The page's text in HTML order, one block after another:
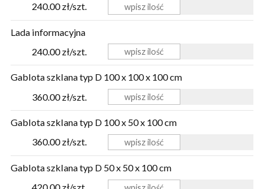
240.00 zł/szt.
Lada informacyjna
240.00 zł/szt.
Gablota szklana typ D 100 x 100 x 100 cm
360.00 zł/szt.
Gablota szklana typ D 100 x 50 x 100 cm
360.00 zł/szt.
Gablota szklana typ D 50 x 50 x 100 cm